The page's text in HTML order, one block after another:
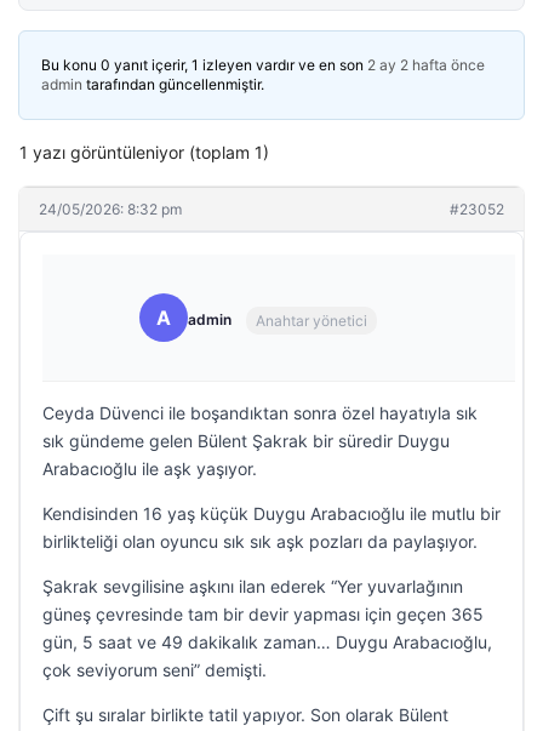
Bu konu 0 yanıt içerir, 1 izleyen vardır ve en son 2 ay 2 hafta önce
admin tarafından güncellenmiştir.
1 yazı görüntüleniyor (toplam 1)
24/05/2026: 8:32 pm #23052
A admin Anahtar yönetici
Ceyda Düvenci ile boşandıktan sonra özel hayatıyla sık
sık gündeme gelen Bülent Şakrak bir süredir Duygu
Arabacıoğlu ile aşk yaşıyor.
Kendisinden 16 yaş küçük Duygu Arabacıoğlu ile mutlu bir
birlikteliği olan oyuncu sık sık aşk pozları da paylaşıyor.
Şakrak sevgilisine aşkını ilan ederek “Yer yuvarlağının
güneş çevresinde tam bir devir yapması için geçen 365
gün, 5 saat ve 49 dakikalık zaman… Duygu Arabacıoğlu,
çok seviyorum seni” demişti.
Çift şu sıralar birlikte tatil yapıyor. Son olarak Bülent